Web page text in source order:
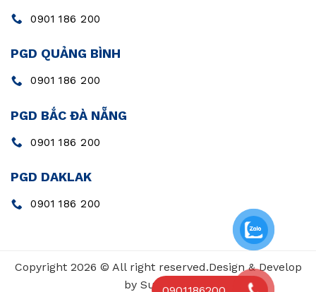
0901 186 200
PGD QUẢNG BÌNH
0901 186 200
PGD BẮC ĐÀ NẴNG
0901 186 200
PGD DAKLAK
0901 186 200
Copyright 2026 © All right reserved.Design & Develop
by SunValue